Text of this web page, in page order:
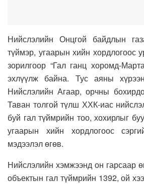
Нийслэлийн Онцгой байдлын
түймэр, угаарын хийн хордлогоос
зорилгоор “Гал ганц хоромд-
эхлүүлж байна. Тус аяны
Нийслэлийн Агаар, орчны
Таван толгой түлш ХХК-иас
буй гал түймрийн тоо, хохирлыг
угаарын хийн хордлогоос
мэдээлэл өгөв.
Нийслэлийн хэмжээнд он гарсаар
объектын гал түймрийн 1392, ой